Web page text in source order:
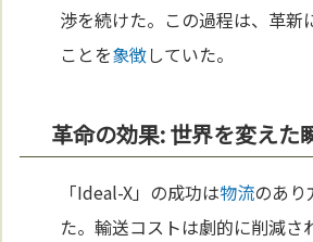
渉を続けた。この過程は、革新
ことを象徴していた。
革命の効果: 世界を変えた
「Ideal-X」の成功は物流のあり
た。輸送コストは劇的に削減さ